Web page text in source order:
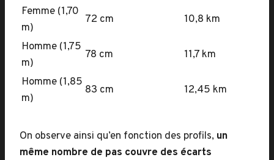
Femme (1,70
m)
72 cm 10,8 km
Homme (1,75
m)
78 cm 11,7 km
Homme (1,85
m)
83 cm 12,45 km
On observe ainsi qu’en fonction des profils, un
même nombre de pas couvre des écarts